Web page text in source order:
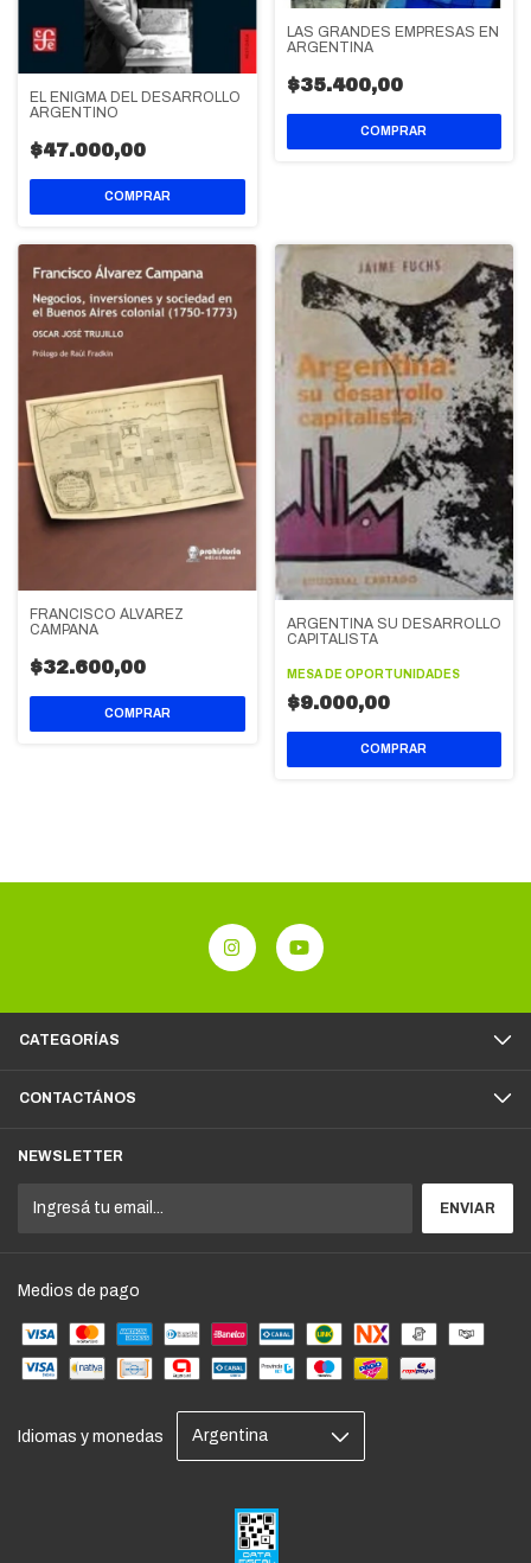
EL ENIGMA DEL DESARROLLO
ARGENTINO
$47.000,00
LAS GRANDES EMPRESAS EN
ARGENTINA
$35.400,00
FRANCISCO ÁLVAREZ
CAMPANA
$32.600,00
ARGENTINA SU DESARROLLO
CAPITALISTA
MESA DE OPORTUNIDADES
$9.000,00
CATEGORÍAS
CONTACTÁNOS
NEWSLETTER
Medios de pago
Idiomas y monedas